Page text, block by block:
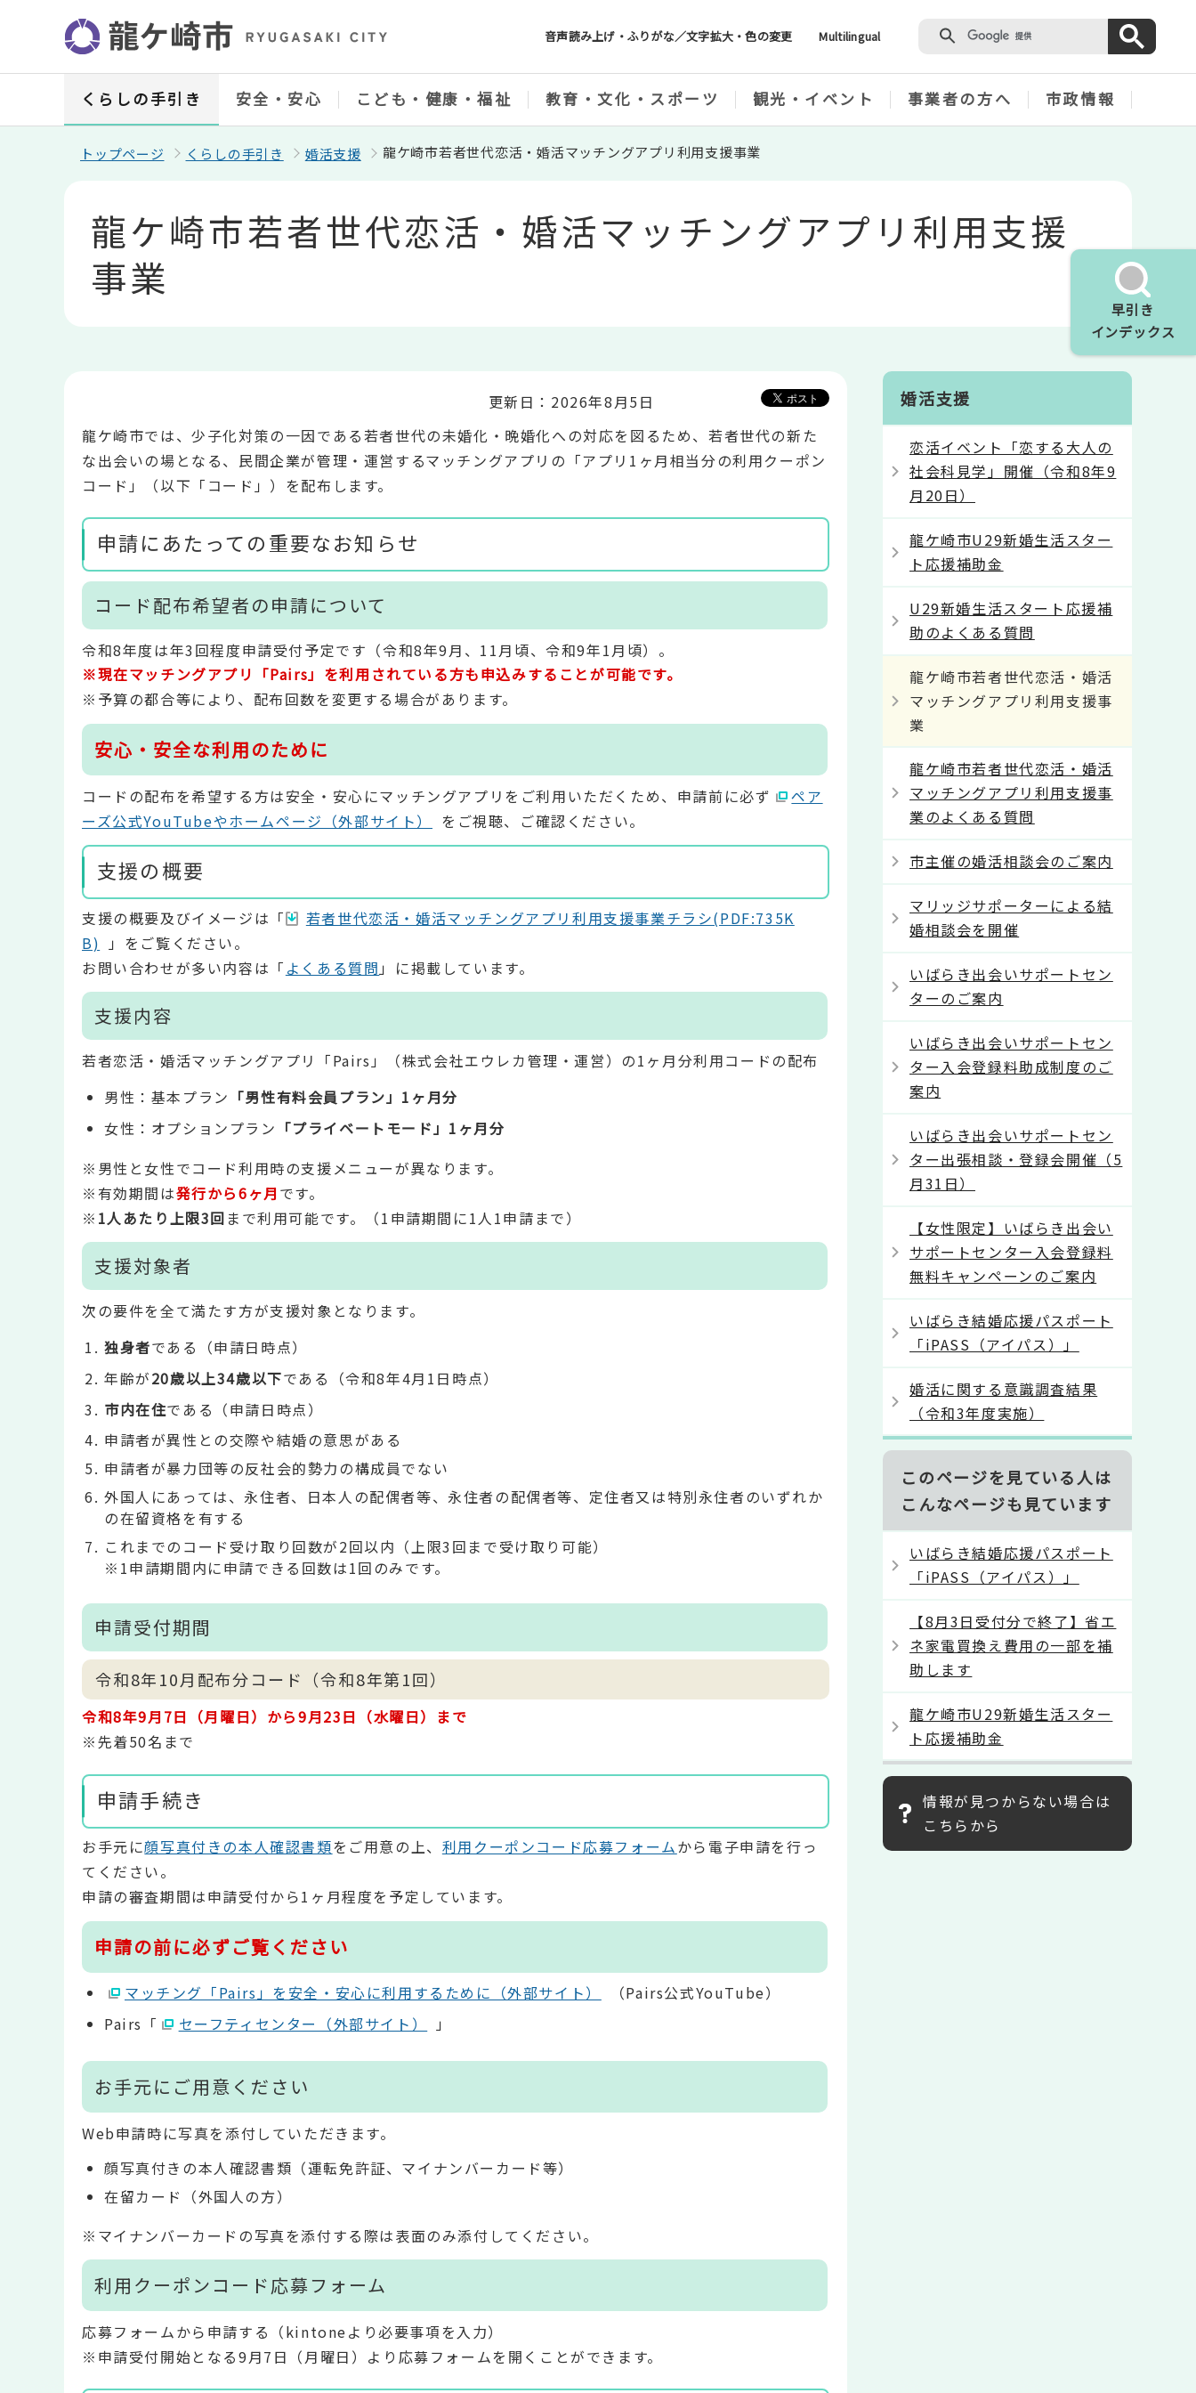
ジ
音声読み上げ・ふりがな／文字拡大・色の変更 Multilingual
早引き
インデックス
くらしの手引き 安全・安心 こども・健康・福祉 教育・文化・スポーツ 観光・イベント 事業者の方へ 市政情報
トップページ くらしの手引き 婚活支援 龍ケ崎市若者世代恋活・婚活マッチングアプリ利用支援事業
龍ケ崎市若者世代恋活・婚活マッチングアプリ利用支援
事業
更新日：2026年8月5日
龍ケ崎市では、少子化対策の一因である若者世代の未婚化・晩婚化への対応を図るため、若者世代の新た
な出会いの場となる、民間企業が管理・運営するマッチングアプリの「アプリ1ヶ月相当分の利用クーポン
コード」（以下「コード」）を配布します。
申請にあたっての重要なお知らせ
コード配布希望者の申請について
令和8年度は年3回程度申請受付予定です（令和8年9月、11月頃、令和9年1月頃）。
※現在マッチングアプリ「Pairs」を利用されている方も申込みすることが可能です。
※予算の都合等により、配布回数を変更する場合があります。
安心・安全な利用のために
コードの配布を希望する方は安全・安心にマッチングアプリをご利用いただくため、申請前に必ず
ペア
ーズ公式YouTubeやホームページ（外部サイト）
をご視聴、ご確認ください。
支援の概要
支援の概要及びイメージは「
若者世代恋活・婚活マッチングアプリ利用支援事業チラシ(PDF:735K
B)
」をご覧ください。
お問い合わせが多い内容は「 よくある質問 」に掲載しています。
支援内容
若者恋活・婚活マッチングアプリ「Pairs」（株式会社エウレカ管理・運営）の1ヶ月分利用コードの配布
男性：基本プラン 「男性有料会員プラン」1ヶ月分
女性：オプションプラン 「プライベートモード」1ヶ月分
※男性と女性でコード利用時の支援メニューが異なります。
※有効期間は発行から6ヶ月 です。
※ 1人あたり上限3回 まで利用可能です。（1申請期間に1人1申請まで）
支援対象者
次の要件を全て満たす方が支援対象となります。
独身者である（申請日時点）
年齢が20歳以上34歳以下である（令和8年4月1日時点）
市内在住である（申請日時点）
申請者が異性との交際や結婚の意思がある
申請者が暴力団等の反社会的勢力の構成員でない
外国人にあっては、永住者、日本人の配偶者等、永住者の配偶者等、定住者又は特別永住者のいずれか
の在留資格を有する
これまでのコード受け取り回数が2回以内（上限3回まで受け取り可能）
※1申請期間内に申請できる回数は1回のみです。
申請受付期間
令和8年10月配布分コード（令和8年第1回）
令和8年9月7日（月曜日）から9月23日（水曜日）まで
※先着50名まで
申請手続き
お手元に顔写真付きの本人確認書類をご用意の上、 利用クーポンコード応募フォームから電子申請を行っ
てください。
申請の審査期間は申請受付から1ヶ月程度を予定しています。
申請の前に必ずご覧ください
マッチング「Pairs」を安全・安心に利用するために（外部サイト）
（Pairs公式YouTube）
Pairs「
セーフティセンター（外部サイト） 」
お手元にご用意ください
Web申請時に写真を添付していただきます。
顔写真付きの本人確認書類（運転免許証、マイナンバーカード等）
在留カード（外国人の方）
※マイナンバーカードの写真を添付する際は表面のみ添付してください。
利用クーポンコード応募フォーム
応募フォームから申請する（kintoneより必要事項を入力）
※申請受付開始となる9月7日（月曜日）より応募フォームを開くことができます。
婚活支援
恋活イベント「恋する大人の
社会科見学」開催（令和8年9
月20日）
龍ケ崎市U29新婚生活スター
ト応援補助金
U29新婚生活スタート応援補
助のよくある質問
龍ケ崎市若者世代恋活・婚活
マッチングアプリ利用支援事
業
龍ケ崎市若者世代恋活・婚活
マッチングアプリ利用支援事
業のよくある質問
市主催の婚活相談会のご案内
マリッジサポーターによる結
婚相談会を開催
いばらき出会いサポートセン
ターのご案内
いばらき出会いサポートセン
ター入会登録料助成制度のご
案内
いばらき出会いサポートセン
ター出張相談・登録会開催（5
月31日）
【女性限定】いばらき出会い
サポートセンター入会登録料
無料キャンペーンのご案内
いばらき結婚応援パスポート
「iPASS（アイパス）」
婚活に関する意識調査結果
（令和3年度実施）
このページを見ている人は
こんなページも見ています
いばらき結婚応援パスポート
「iPASS（アイパス）」
【8月3日受付分で終了】省エ
ネ家電買換え費用の一部を補
助します
龍ケ崎市U29新婚生活スター
ト応援補助金
情報が見つからない場合は
こちらから